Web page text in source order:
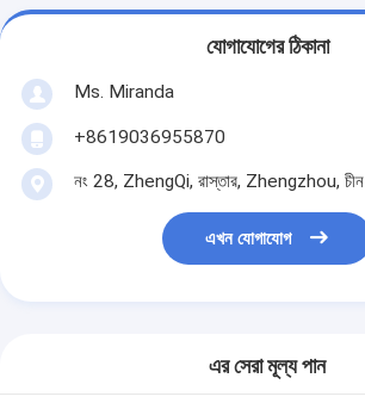
যোগাযোগের ঠিকানা
Ms. Miranda
+8619036955870
নং 28, ZhengQi, রাস্তার, Zhengzhou, চীন
এখন যোগাযোগ
এর সেরা মূল্য পান